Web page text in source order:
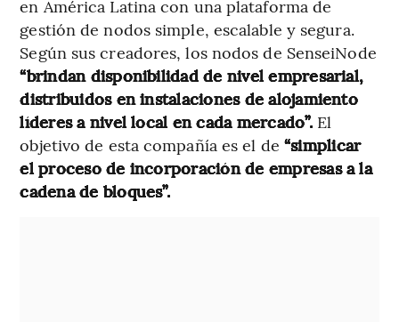
en América Latina con una plataforma de
gestión de nodos simple, escalable y segura.
Según sus creadores, los nodos de SenseiNode
“brindan disponibilidad de nivel empresarial,
distribuidos en instalaciones de alojamiento
líderes a nivel local en cada mercado”. El
objetivo de esta compañía es el de “simplicar
el proceso de incorporación de empresas a la
cadena de bloques”.